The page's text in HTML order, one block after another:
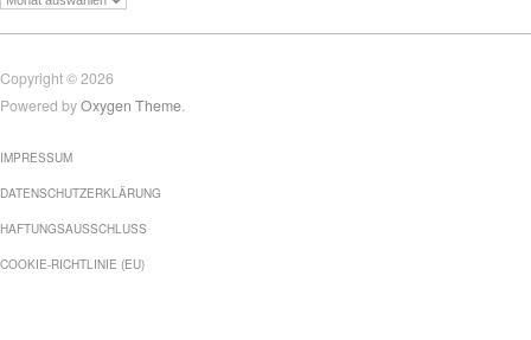
Copyright © 2026
Powered byOxygen Theme.
IMPRESSUM
DATENSCHUTZERKLÄRUNG
HAFTUNGSAUSSCHLUSS
COOKIE-RICHTLINIE (EU)